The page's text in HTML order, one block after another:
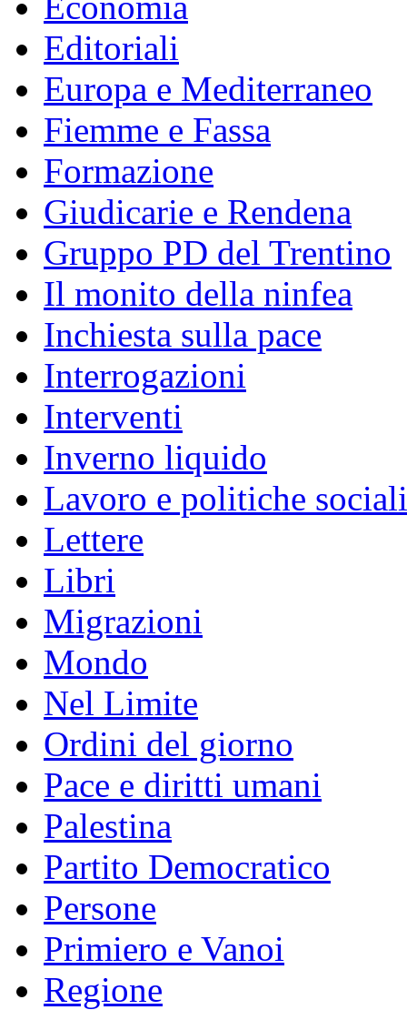
Editoriali
Europa e Mediterraneo
Fiemme e Fassa
Formazione
Giudicarie e Rendena
Gruppo PD del Trentino
Il monito della ninfea
Inchiesta sulla pace
Interrogazioni
Interventi
Inverno liquido
Lavoro e politiche sociali
Lettere
Libri
Migrazioni
Mondo
Nel Limite
Ordini del giorno
Pace e diritti umani
Palestina
Partito Democratico
Persone
Primiero e Vanoi
Regione